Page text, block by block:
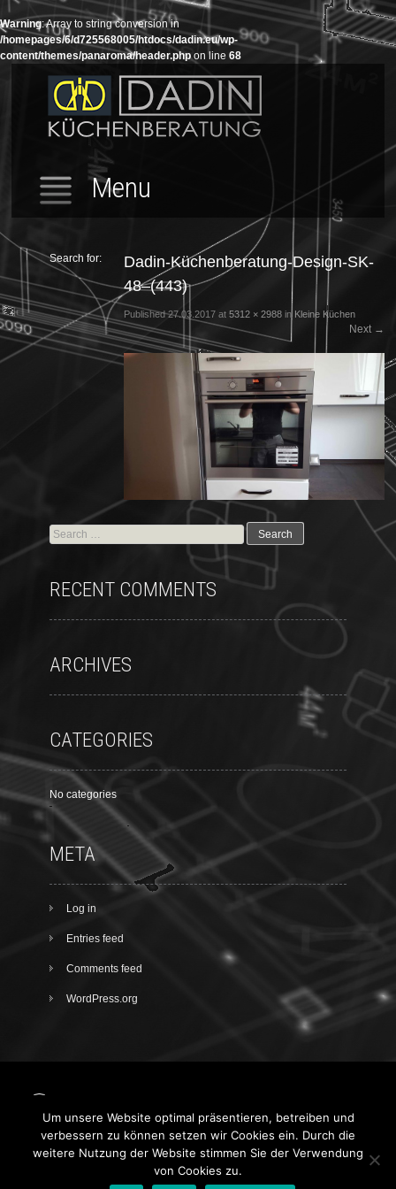
Warning: Array to string conversion in
/homepages/6/d725568005/htdocs/dadin.eu/wp-
content/themes/panaroma/header.phpon line 68
Menu
Dadin-Küchenberatung-Design-SK-
48–(443)
Published27.03.2017at 5312 × 2988in Kleine Küchen
Next →
Search for:
RECENT COMMENTS
ARCHIVES
CATEGORIES
No categories
META
Log in
Entries feed
Comments feed
WordPress.org
Facebook
AGB
Um unsere Website optimal präsentieren, betreiben und
verbessern zu können setzen wir Cookies ein. Durch die
weitere Nutzung der Website stimmen Sie der Verwendung
von Cookies zu.